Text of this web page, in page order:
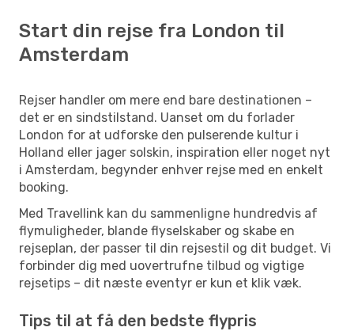
Start din rejse fra London til
Amsterdam
Rejser handler om mere end bare destinationen –
det er en sindstilstand. Uanset om du forlader
London for at udforske den pulserende kultur i
Holland eller jager solskin, inspiration eller noget nyt
i Amsterdam, begynder enhver rejse med en enkelt
booking.
Med Travellink kan du sammenligne hundredvis af
flymuligheder, blande flyselskaber og skabe en
rejseplan, der passer til din rejsestil og dit budget. Vi
forbinder dig med uovertrufne tilbud og vigtige
rejsetips – dit næste eventyr er kun et klik væk.
Tips til at få den bedste flypris